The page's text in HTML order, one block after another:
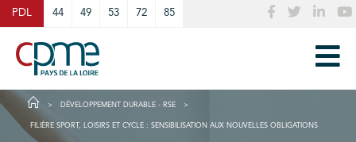
PDL 44 49 53 72 85
DÉVELOPPEMENT DURABLE - RSE
FILIÈRE SPORT, LOISIRS ET CYCLE : SENSIBILISATION AUX NOUVELLES OBLIGATIONS
Cookies management panel